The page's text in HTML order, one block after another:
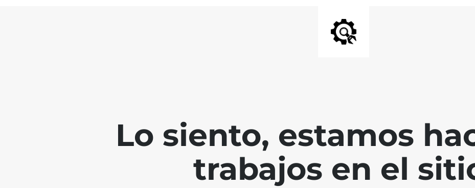
Lo siento, estamos
trabajos en el